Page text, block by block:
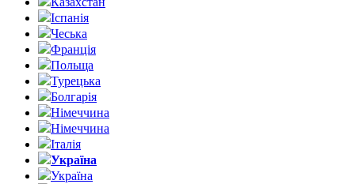
Іспанія
Чеська
Франція
Польща
Турецька
Болгарія
Німеччина
Німеччина
Італія
Україна
Україна